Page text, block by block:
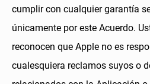
cumplir con cualquier garantía
únicamente por este Acuerdo.
reconocen que Apple no es
cualesquiera reclamos suyos o